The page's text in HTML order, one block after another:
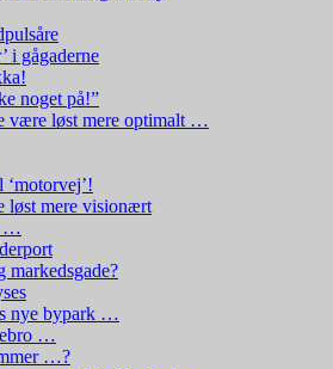
i gågaderne
noget på!”
være løst mere optimalt …
løst mere visionært
…
markedsgade?
nye bypark …
…
…?